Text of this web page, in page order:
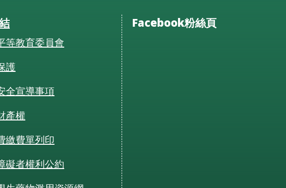
等教育委員會
護
全宣導事項
產權
繳費單列印
礙者權利公約
Facebook粉絲頁